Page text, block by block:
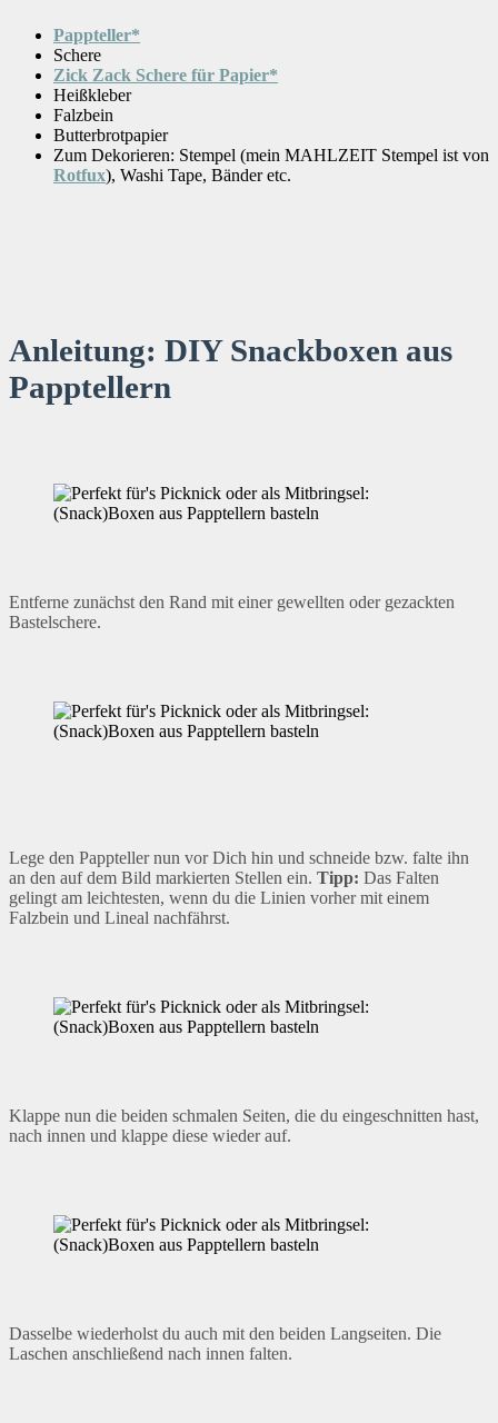
Pappteller*
Schere
Zick Zack Schere für Papier*
Heißkleber
Falzbein
Butterbrotpapier
Zum Dekorieren: Stempel (mein MAHLZEIT Stempel ist von
Rotfux), Washi Tape, Bänder etc.
Anleitung: DIY Snackboxen aus
Papptellern
Entferne zunächst den Rand mit einer gewellten oder gezackten
Bastelschere.
Lege den Pappteller nun vor Dich hin und schneide bzw. falte ihn
an den auf dem Bild markierten Stellen ein. Tipp: Das Falten
gelingt am leichtesten, wenn du die Linien vorher mit einem
Falzbein und Lineal nachfährst.
Klappe nun die beiden schmalen Seiten, die du eingeschnitten hast,
nach innen und klappe diese wieder auf.
Dasselbe wiederholst du auch mit den beiden Langseiten. Die
Laschen anschließend nach innen falten.